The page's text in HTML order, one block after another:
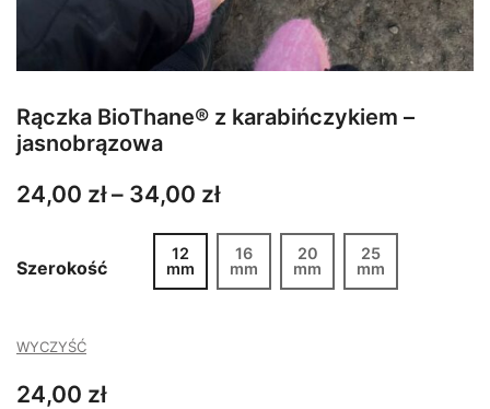
Rączka BioThane® z karabińczykiem –
jasnobrązowa
24,00 zł – 34,00 złZakres
od
24,00 zł
Szerokość
12
mm
16
mm
20
mm
25
mm
WYCZYŚĆ
24,00 zł